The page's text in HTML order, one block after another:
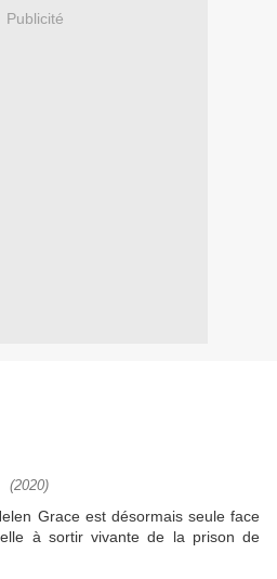
Publicité
(2020)
Grace est désormais seule face
à sortir vivante de la prison de